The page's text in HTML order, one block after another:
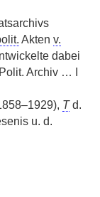
Akten v.
dabei
Archiv … I
Td.
u. d.